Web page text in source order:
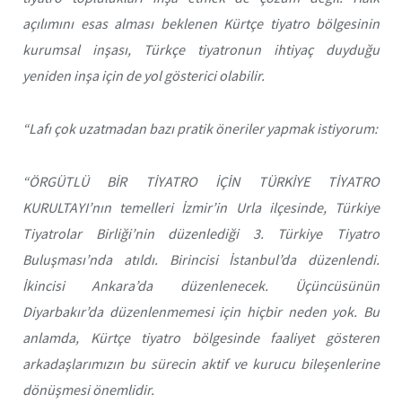
açılımını esas alması beklenen Kürtçe tiyatro bölgesinin
kurumsal inşası, Türkçe tiyatronun ihtiyaç duyduğu
yeniden inşa için de yol gösterici olabilir.
“Lafı çok uzatmadan bazı pratik öneriler yapmak istiyorum:
“ÖRGÜTLÜ BİR TİYATRO İÇİN TÜRKİYE TİYATRO
KURULTAYI’nın temelleri İzmir’in Urla ilçesinde, Türkiye
Tiyatrolar Birliği’nin düzenlediği 3. Türkiye Tiyatro
Buluşması’nda atıldı. Birincisi İstanbul’da düzenlendi.
İkincisi Ankara’da düzenlenecek. Üçüncüsünün
Diyarbakır’da düzenlenmemesi için hiçbir neden yok. Bu
anlamda, Kürtçe tiyatro bölgesinde faaliyet gösteren
arkadaşlarımızın bu sürecin aktif ve kurucu bileşenlerine
dönüşmesi önemlidir.